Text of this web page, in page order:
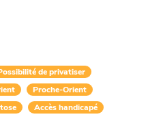
de privatiser
Proche-Orient
Accès handicapé